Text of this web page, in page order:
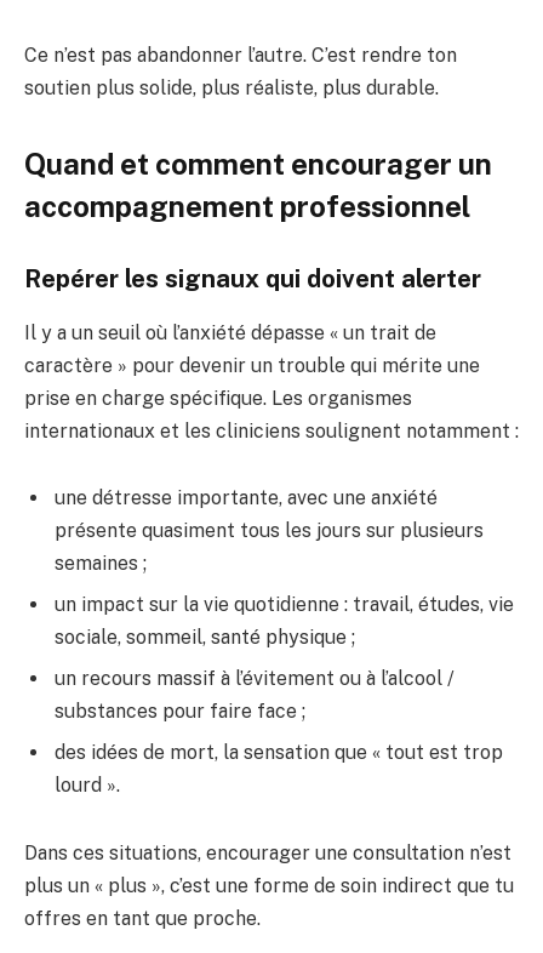
Ce n’est pas abandonner l’autre. C’est rendre ton
soutien plus solide, plus réaliste, plus durable.
Quand et comment encourager un
accompagnement professionnel
Repérer les signaux qui doivent alerter
Il y a un seuil où l’anxiété dépasse « un trait de
caractère » pour devenir un trouble qui mérite une
prise en charge spécifique. Les organismes
internationaux et les cliniciens soulignent notamment :
une détresse importante, avec une anxiété
présente quasiment tous les jours sur plusieurs
semaines ;
un impact sur la vie quotidienne : travail, études, vie
sociale, sommeil, santé physique ;
un recours massif à l’évitement ou à l’alcool /
substances pour faire face ;
des idées de mort, la sensation que « tout est trop
lourd ».
Dans ces situations, encourager une consultation n’est
plus un « plus », c’est une forme de soin indirect que tu
offres en tant que proche.